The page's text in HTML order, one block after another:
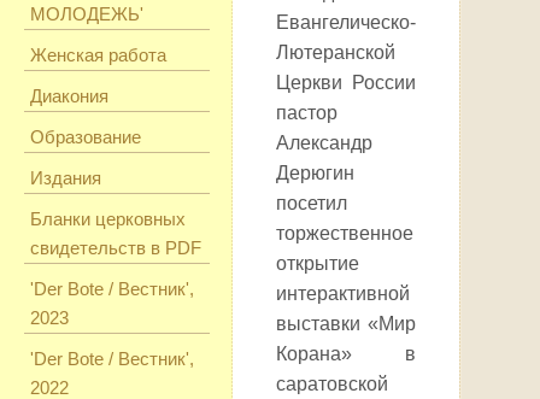
МОЛОДЕЖЬ'
Женская работа
Диакония
Образование
Издания
Бланки церковных
свидетельств в PDF
'Der Bote / Вестник',
2023
'Der Bote / Вестник',
2022
Евангелическо-
Лютеранской
Церкви России
пастор
Александр
Дерюгин
посетил
торжественное
открытие
интерактивной
выставки «Мир
Корана» в
саратовской